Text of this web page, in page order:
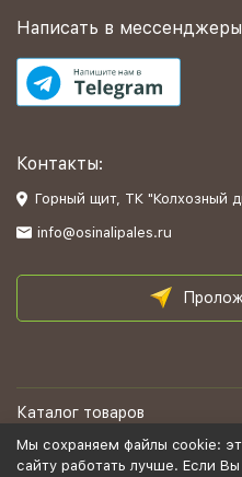
Написать в
Контакты:
Горный щит, ТК "Колхозный
info@osinalipales.ru
Каталог товаров
Информация
Мы сохраняем файлы cookie:
сайту работать лучше. Если